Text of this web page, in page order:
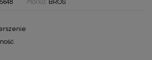
Marka: BROS